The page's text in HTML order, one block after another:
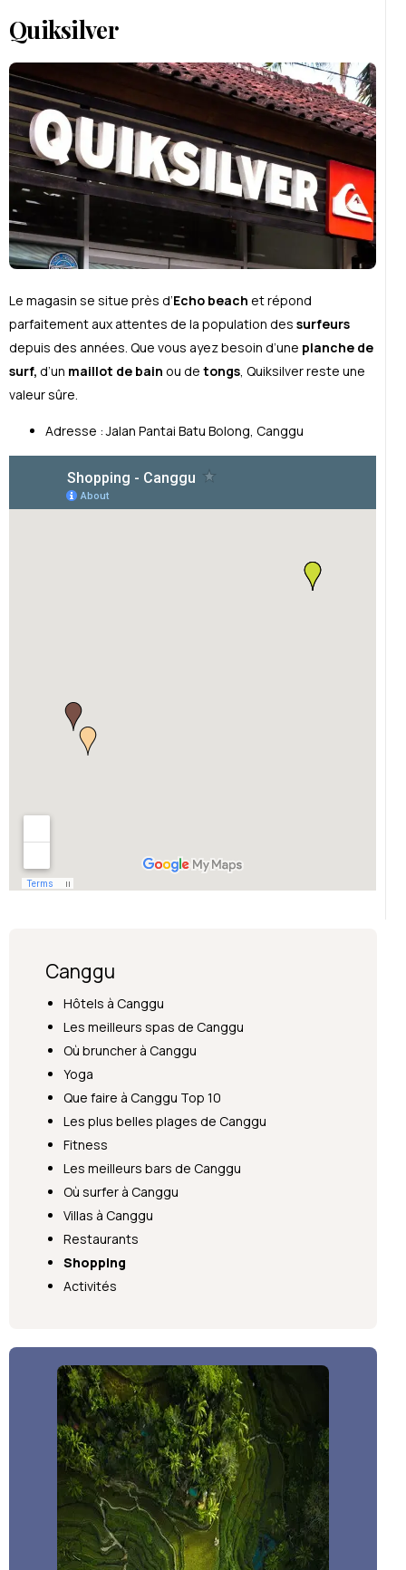
Quiksilver
Le magasin se situe près d’Echo beach et répond
parfaitement aux attentes de la population des surfeurs
depuis des années. Que vous ayez besoin d’une planche de
surf, d’un maillot de bain ou de tongs, Quiksilver reste une
valeur sûre.
Adresse : Jalan Pantai Batu Bolong, Canggu
Canggu
Hôtels à Canggu
Les meilleurs spas de Canggu
Où bruncher à Canggu
Yoga
Que faire à Canggu Top 10
Les plus belles plages de Canggu
Fitness
Les meilleurs bars de Canggu
Où surfer à Canggu
Villas à Canggu
Restaurants
Shopping
Activités